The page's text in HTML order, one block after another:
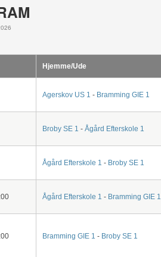
Hjemme/Ude
Agerskov US 1 - Bramming GIE 1
Broby SE 1 - Ågård Efterskole 1
Ågård Efterskole 1 - Broby SE 1
Ågård Efterskole 1 - Bramming GIE 1
Bramming GIE 1 - Broby SE 1